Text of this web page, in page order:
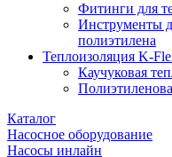
Фитинги для
Инструменты
полиэтилена
Теплоизоляция K-
Каучуковая
Каталог
Насосное оборудование
Насосы инлайн